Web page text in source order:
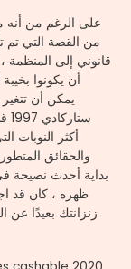
على الرغم من أنه
من القصة التي تم
قانوني إلى
أن يكونوا
يمكن أن
أكثر النوبات
والحقائق
ظهره ، كان قد
زنزانتك بعيدًا